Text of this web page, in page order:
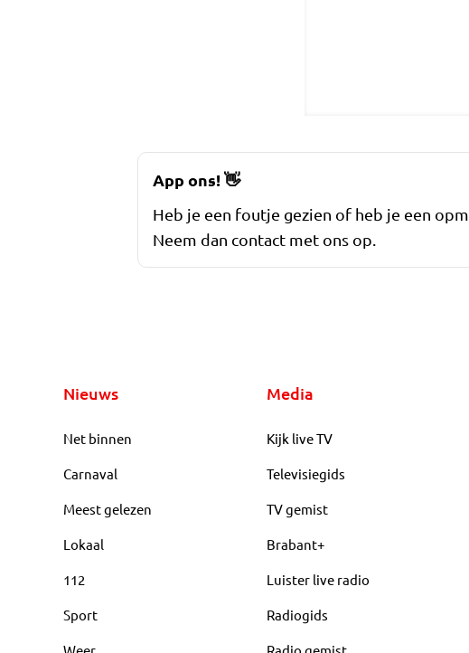
App ons!👋
Heb je een foutje gezien of heb je een
Neem dan contact met ons op.
Nieuws
Net binnen
Carnaval
Meest gelezen
Lokaal
112
Sport
Media
Kijk live TV
Televisiegids
TV gemist
Brabant+
Luister live radio
Radiogids